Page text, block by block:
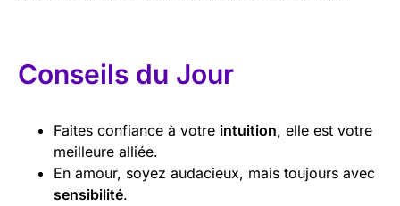
Conseils du Jour
Faites confiance à votre intuition, elle est votre
meilleure alliée.
En amour, soyez audacieux, mais toujours avec
sensibilité.